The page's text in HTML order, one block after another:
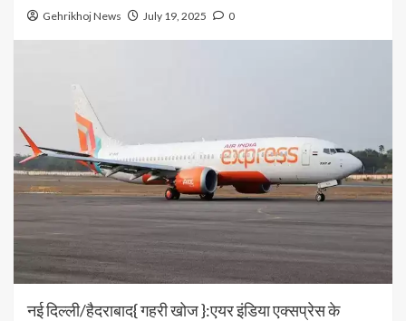
Gehrikhoj News July 19, 2025 0
नई दिल्‍ली/हैदराबाद{ गहरी खोज }:एयर इंडिया एक्सप्रेस के